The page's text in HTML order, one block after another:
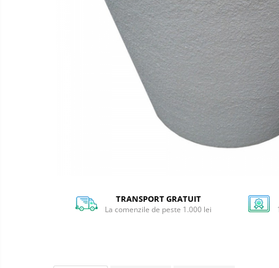
Casute animale talie mica
Casute animale talie medie
Fose
septice
Stații
de
epurare
TRANSPORT GRATUIT
La comenzile de peste 1.000 lei